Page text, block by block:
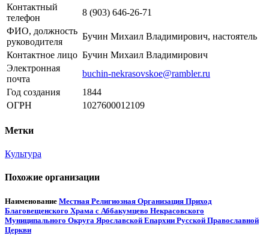
Контактный
телефон
8 (903) 646-26-71
ФИО, должность
руководителя
Бучин Михаил Владимирович, настоятель
Контактное лицо Бучин Михаил Владимирович
Электронная
почта
buchin-nekrasovskoe@rambler.ru
Год создания
1844
ОГРН
1027600012109
Метки
Культура
Похожие организации
Наименование Местная Религиозная Организация Приход
Благовещенского Храма с Аббакумцево Некрасовского
Муниципального Округа Ярославской Епархии Русской Православной
Церкви